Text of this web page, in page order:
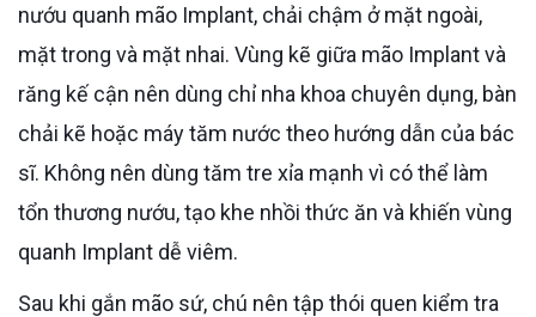
nướu quanh mão Implant, chải chậm ở mặt ngoài,
mặt trong và mặt nhai. Vùng kẽ giữa mão Implant và
răng kế cận nên dùng chỉ nha khoa chuyên dụng, bàn
chải kẽ hoặc máy tăm nước theo hướng dẫn của bác
sĩ. Không nên dùng tăm tre xỉa mạnh vì có thể làm
tổn thương nướu, tạo khe nhồi thức ăn và khiến vùng
quanh Implant dễ viêm.
Sau khi gắn mão sứ, chú nên tập thói quen kiểm tra